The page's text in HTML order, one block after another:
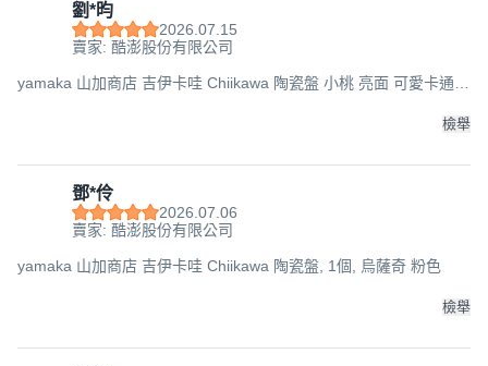
劉*昀
2026.07.15
賣家: 酷澎股份有限公司
yamaka 山加商店 吉伊卡哇 Chiikawa 陶瓷盤 小桃 亮面 可愛卡通,
檢舉
鄧*伶
2026.07.06
賣家: 酷澎股份有限公司
yamaka 山加商店 吉伊卡哇 Chiikawa 陶瓷盤, 1個, 烏薩奇 粉色
檢舉